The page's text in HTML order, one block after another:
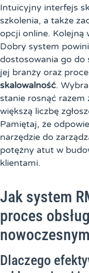
Intuicyjny interfejs
szkolenia, a także
opcji online. Kolejną
Dobry system
dostosowania go
jej branży oraz
skalowalność.
stanie rosnąć razem
większą liczbę
Pamiętaj, że
narzędzie do
potężny atut w
klientami.
Jak system
proces
Dlaczego